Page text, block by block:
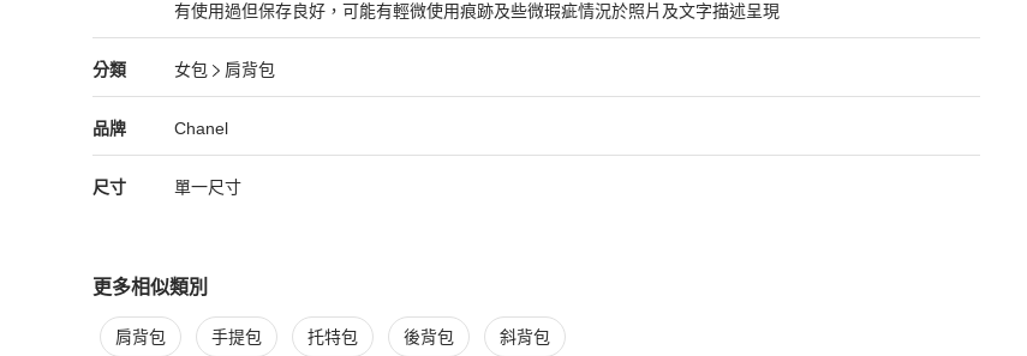
有使用過但保存良好，可能有輕微使用痕跡及些微瑕疵情況於照片及文字描述呈現
狀況良好
分類
Chanel 女包分類資訊
女包
肩背包
女包/肩背包推薦
品牌
Chanel 精品女包品牌介紹
Chanel
Chanel 推薦清單
尺寸 單一尺寸
更多相似類別
更多Chanel 女包相似商品推薦
肩背包 手提包 托特包 後背包 斜背包